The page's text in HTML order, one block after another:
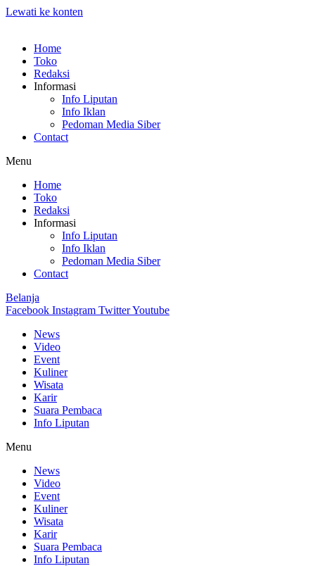
Lewati ke konten
Home
Toko
Redaksi
Informasi
Info Liputan
Info Iklan
Pedoman Media Siber
Contact
Menu
Home
Toko
Redaksi
Informasi
Info Liputan
Info Iklan
Pedoman Media Siber
Contact
Belanja
Facebook Instagram TwitterYoutube
News
Video
Event
Kuliner
Wisata
Karir
Suara Pembaca
Info Liputan
Menu
News
Video
Event
Kuliner
Wisata
Karir
Suara Pembaca
Info Liputan